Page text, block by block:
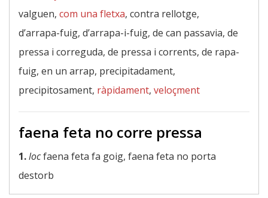
valguen, com una fletxa, contra rellotge,
d’arrapa-fuig, d’arrapa-i-fuig, de can passavia, de
pressa i correguda, de pressa i corrents, de rapa-
fuig, en un arrap, precipitadament,
precipitosament, ràpidament, veloçment
faena feta no corre pressa
1.locfaena feta fa goig, faena feta no porta
destorb